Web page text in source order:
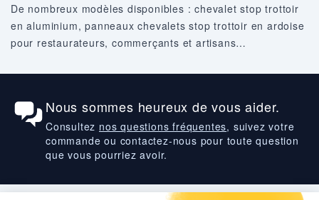
De nombreux modèles disponibles : chevalet stop trottoir
en aluminium, panneaux chevalets stop trottoir en ardoise
pour restaurateurs, commerçants et artisans…
Nous sommes heureux de vous aider.
Consultez nos questions fréquentes, suivez votre
commande ou contactez-nous pour toute question
que vous pourriez avoir.